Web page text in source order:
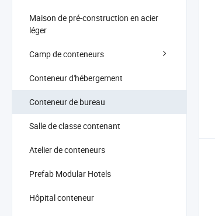
Maison de pré-construction en acier
léger
Camp de conteneurs
Conteneur d'hébergement
Conteneur de bureau
Salle de classe contenant
Atelier de conteneurs
Prefab Modular Hotels
Hôpital conteneur